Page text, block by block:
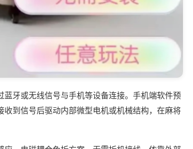
牙或无线信号与手机等设备连接。手机端软件预
到信号后驱动内部微型电机或机械结构，在麻将